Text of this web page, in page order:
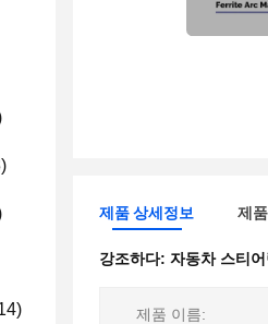
제품 상세정보 제
강조하다: 자동차 스티
제품 이름: